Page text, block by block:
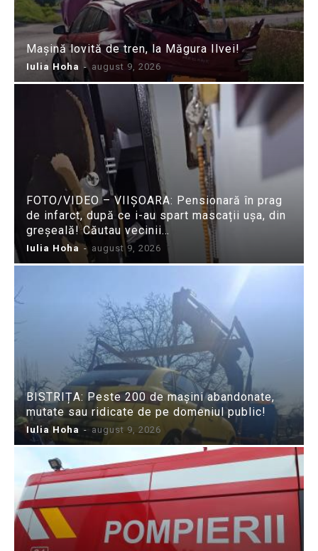
Mașină lovită de tren, la Măgura Ilvei!
Iulia Hoha - august 9, 2026
FOTO/VIDEO – VIIȘOARA: Pensionară în prag
de infarct, după ce i-au spart mascații ușa, din
greșeală! Căutau vecinii…
Iulia Hoha - august 9, 2026
BISTRIȚA: Peste 200 de mașini abandonate,
mutate sau ridicate de pe domeniul public!
Iulia Hoha - august 9, 2026